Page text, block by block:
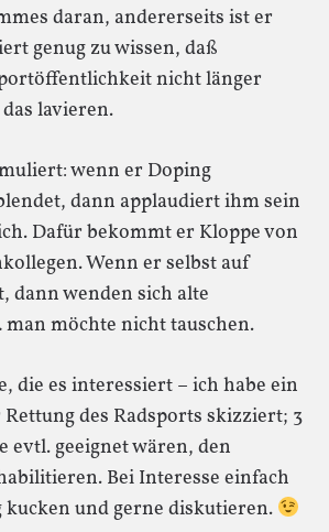
daran, andererseits ist er
genug zu wissen, daß
nicht länger
lavieren.
wenn er Doping
dann applaudiert ihm sein
Dafür bekommt er Kloppe von
Wenn er selbst auf
dann wenden sich alte
möchte nicht tauschen.
die es interessiert – ich habe ein
Rettung des Radsports skizziert; 3
evtl. geeignet wären, den
Bei Interesse einfach
und gerne diskutieren.